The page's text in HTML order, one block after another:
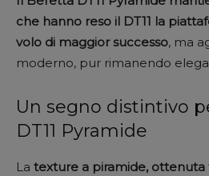
che hanno reso il DT11 la
volo di maggior successo, ma
moderno, pur rimanendo
Un segno distintivo
DT11 Pyramide
La texture a piramide, ottenuta